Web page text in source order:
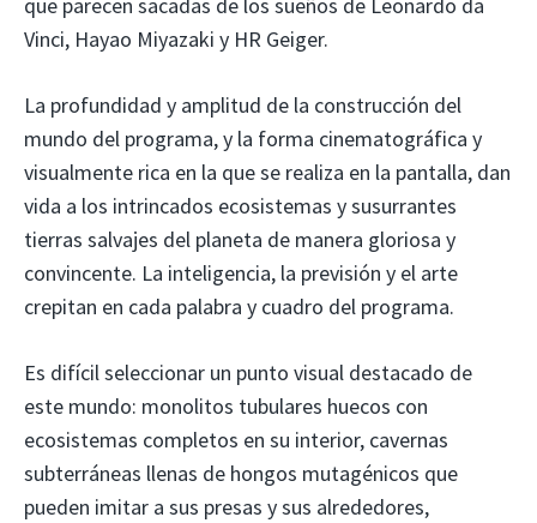
Vinci, Hayao Miyazaki y HR Geiger.
La profundidad y amplitud de la construcción del
mundo del programa, y ​​la forma cinematográfica y
visualmente rica en la que se realiza en la pantalla, dan
vida a los intrincados ecosistemas y susurrantes
tierras salvajes del planeta de manera gloriosa y
convincente. La inteligencia, la previsión y el arte
crepitan en cada palabra y cuadro del programa.
Es difícil seleccionar un punto visual destacado de
este mundo: monolitos tubulares huecos con
ecosistemas completos en su interior, cavernas
subterráneas llenas de hongos mutagénicos que
pueden imitar a sus presas y sus alrededores,